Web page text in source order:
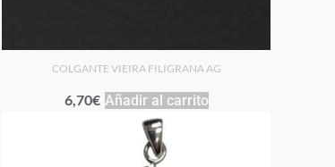
COLGANTE VIEIRA FILIGRANA AG
6,70€ Añadir al carrito